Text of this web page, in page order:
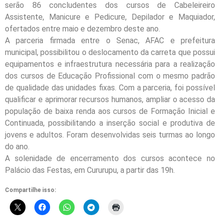
serão 86 concludentes dos cursos de Cabeleireiro
Assistente, Manicure e Pedicure, Depilador e Maquiador,
ofertados entre maio e dezembro deste ano.
A parceria firmada entre o Senac, AFAC e prefeitura
municipal, possibilitou o deslocamento da carreta que possui
equipamentos e infraestrutura necessária para a realização
dos cursos de Educação Profissional com o mesmo padrão
de qualidade das unidades fixas. Com a parceria, foi possível
qualificar e aprimorar recursos humanos, ampliar o acesso da
população de baixa renda aos cursos de Formação Inicial e
Continuada, possibilitando a inserção social e produtiva de
jovens e adultos. Foram desenvolvidas seis turmas ao longo
do ano.
A solenidade de encerramento dos cursos acontece no
Palácio das Festas, em Cururupu, a partir das 19h.
Compartilhe isso: